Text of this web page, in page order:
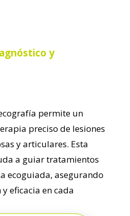
y
permite un
preciso de lesiones
y articulares. Esta
a guiar tratamientos
ecoguiada, asegurando
eficacia en cada